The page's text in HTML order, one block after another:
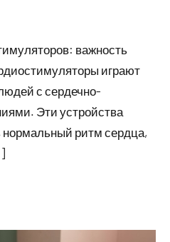
важность
играют
с сердечно-
Эти устройства
ритм сердца,